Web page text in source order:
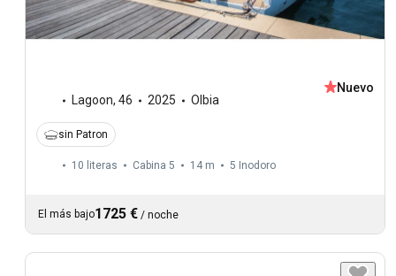
Lagoon, 46 2025 Olbia
Nuevo
sin Patron
10 literas Cabina 5 14 m 5 Inodoro
El más bajo1725 € / noche